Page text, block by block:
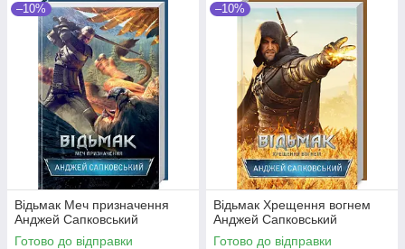
–10%
Відьмак Меч призначення
Анджей Сапковський
Готово до відправки
–10%
Відьмак Хрещення вогнем
Анджей Сапковський
Готово до відправки